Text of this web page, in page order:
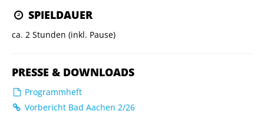
SPIELDAUER
ca. 2 Stunden (inkl. Pause)
PRESSE & DOWNLOADS
Programmheft
Vorbericht Bad Aachen 2/26